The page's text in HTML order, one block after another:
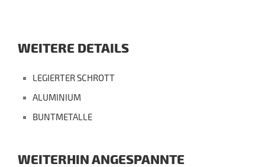
WEITERE DETAILS
LEGIERTER SCHROTT
ALUMINIUM
BUNTMETALLE
WEITERHIN ANGESPANNTE